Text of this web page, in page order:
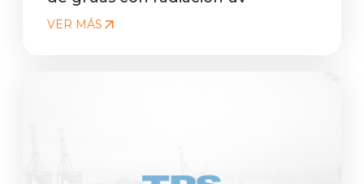
VER MÁS